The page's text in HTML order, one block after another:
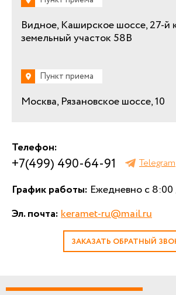
Видное, Каширское шоссе, 27-й
земельный участок 58В
Пункт приема
Москва, Рязановское шоссе, 10
Телефон:
+7(499) 490-64-91 Telegram
График работы: Ежедневно с
Эл. почта:keramet-ru@mail.ru
ЗАКАЗАТЬ ОБРАТНЫЙ